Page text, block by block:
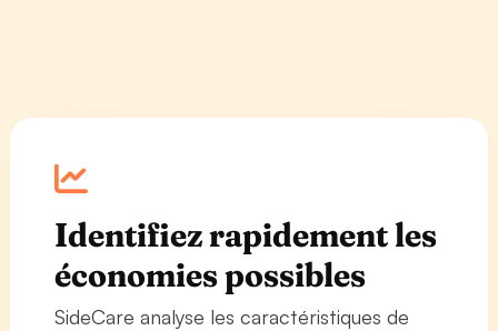
Identifiez rapidement les
économies possibles
SideCare analyse les caractéristiques de